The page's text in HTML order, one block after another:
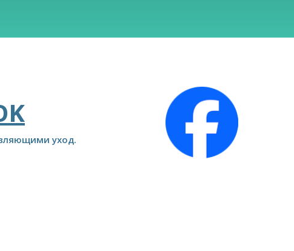
уход.